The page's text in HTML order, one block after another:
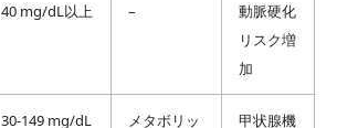
40 mg/dL以上 –
動脈硬化
リスク増
加
30-149 mg/dL
メタボリッ
甲状腺機